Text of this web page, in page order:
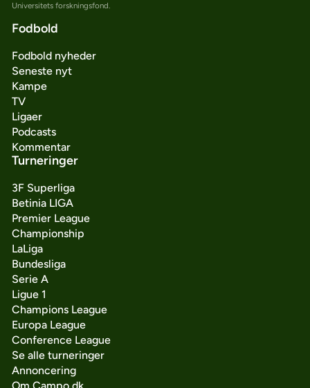
Universitets forskningsfond.
Fodbold
Fodbold nyheder
Seneste nyt
Kampe
TV
Ligaer
Podcasts
Kommentar
Turneringer
3F Superliga
Betinia LIGA
Premier League
Championship
LaLiga
Bundesliga
Serie A
Ligue 1
Champions League
Europa League
Conference League
Se alle turneringer
Annoncering